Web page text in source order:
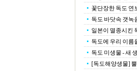
꽃단장한 독도 연
독도 바닷속 갯녹
일본이 멸종시킨
독도에 우리 이름
독도 미생물 - 새
[독도해양생물]